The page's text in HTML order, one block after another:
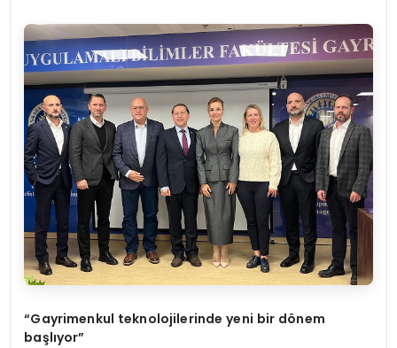
“Gayrimenkul teknolojilerinde yeni bir dönem
başlıyor”